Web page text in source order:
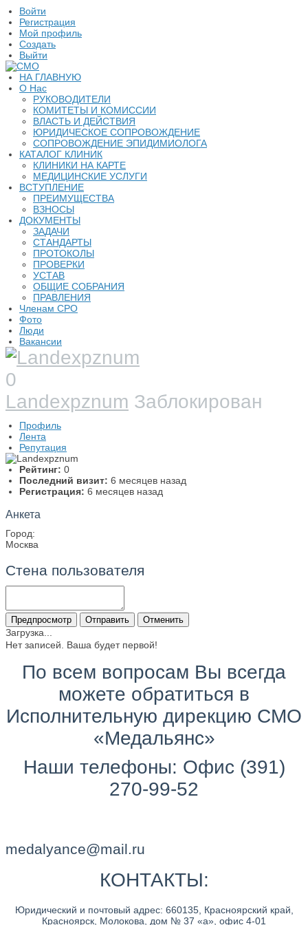
Войти
Регистрация
Мой профиль
Создать
Выйти
НА ГЛАВНУЮ
О Нас
РУКОВОДИТЕЛИ
КОМИТЕТЫ И КОМИССИИ
ВЛАСТЬ И ДЕЙСТВИЯ
ЮРИДИЧЕСКОЕ СОПРОВОЖДЕНИЕ
СОПРОВОЖДЕНИЕ ЭПИДИМИОЛОГА
КАТАЛОГ КЛИНИК
КЛИНИКИ НА КАРТЕ
МЕДИЦИНСКИЕ УСЛУГИ
ВСТУПЛЕНИЕ
ПРЕИМУЩЕСТВА
ВЗНОСЫ
ДОКУМЕНТЫ
ЗАДАЧИ
СТАНДАРТЫ
ПРОТОКОЛЫ
ПРОВЕРКИ
УСТАВ
ОБЩИЕ СОБРАНИЯ
ПРАВЛЕНИЯ
Членам СРО
Фото
Люди
Вакансии
0
Landexpznum Заблокирован
Профиль
Лента
Репутация
Рейтинг: 0
Последний визит: 6 месяцев назад
Регистрация: 6 месяцев назад
Анкета
Город:
Москва
Стена пользователя
Загрузка...
Нет записей. Ваша будет первой!
По всем вопросам Вы всегда
можете обратиться в
Исполнительную дирекцию СМО
«Медальянс»
Наши телефоны: Офис (391)
270-99-52
medalyance@mail.ru
КОНТАКТЫ:
Юридический и почтовый адрес: 660135, Красноярский край,
Красноярск, Молокова, дом № 37 «а», офис 4-01